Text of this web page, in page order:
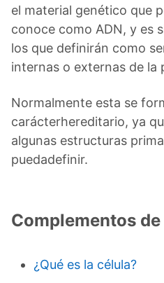
el material genético que
conoce como ADN, y es
los que definirán como
internas o externas de la
Normalmente esta se
carácterhereditario, ya
algunas estructuras
puedadefinir.
Complementos
¿Qué es la célula?